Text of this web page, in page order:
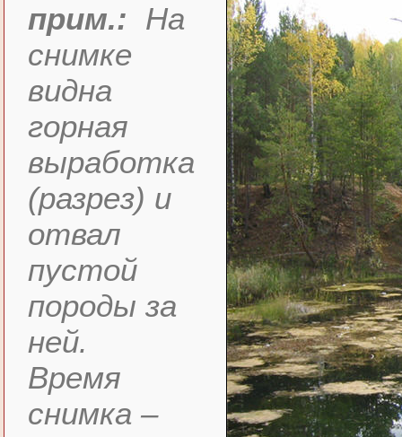
прим.: На
снимке
видна
горная
выработка
(разрез) и
отвал
пустой
породы за
ней.
Время
снимка –